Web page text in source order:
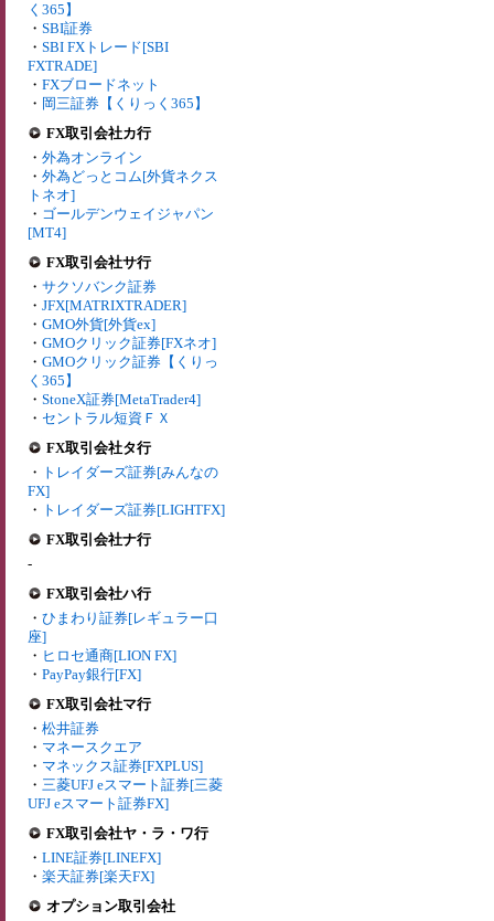
く365】
・ SBI証券
・ SBI FXトレード[SBI
FXTRADE]
・ FXブロードネット
・ 岡三証券【くりっく365】
FX取引会社カ行
・ 外為オンライン
・ 外為どっとコム[外貨ネクス
トネオ]
・ ゴールデンウェイジャパン
[MT4]
FX取引会社サ行
・ サクソバンク証券
・ JFX[MATRIXTRADER]
・ GMO外貨[外貨ex]
・ GMOクリック証券[FXネオ]
・ GMOクリック証券【くりっ
く365】
・ StoneX証券[MetaTrader4]
・ セントラル短資ＦＸ
FX取引会社タ行
・ トレイダーズ証券[みんなの
FX]
・ トレイダーズ証券[LIGHTFX]
FX取引会社ナ行
-
FX取引会社ハ行
・ ひまわり証券[レギュラー口
座]
・ ヒロセ通商[LION FX]
・ PayPay銀行[FX]
FX取引会社マ行
・ 松井証券
・ マネースクエア
・ マネックス証券[FXPLUS]
・ 三菱UFJ eスマート証券[三菱
UFJ eスマート証券FX]
FX取引会社ヤ・ラ・ワ行
・ LINE証券[LINEFX]
・ 楽天証券[楽天FX]
オプション取引会社